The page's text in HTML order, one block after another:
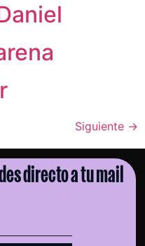
Siguiente →
directo a tu mail